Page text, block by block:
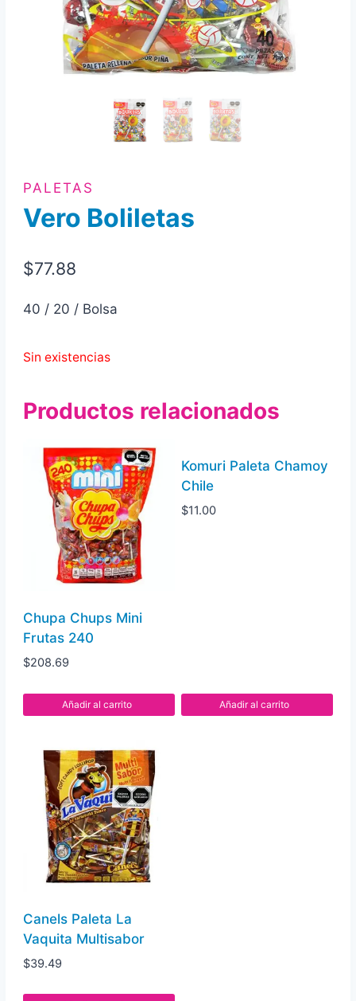
PALETAS
Vero Boliletas
$77.88
40 / 20 / Bolsa
Sin existencias
Productos relacionados
Chupa Chups Mini
Frutas 240
$208.69
Añadir al carrito
Komuri Paleta Chamoy
Chile
$11.00
Añadir al carrito
Canels Paleta La
Vaquita Multisabor
$39.49